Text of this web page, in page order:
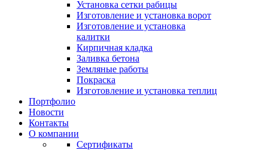
Установка сетки рабицы
Изготовление и установка ворот
Изготовление и установка
калитки
Кирпичная кладка
Заливка бетона
Земляные работы
Покраска
Изготовление и установка теплиц
Портфолио
Новости
Контакты
О компании
Сертификаты